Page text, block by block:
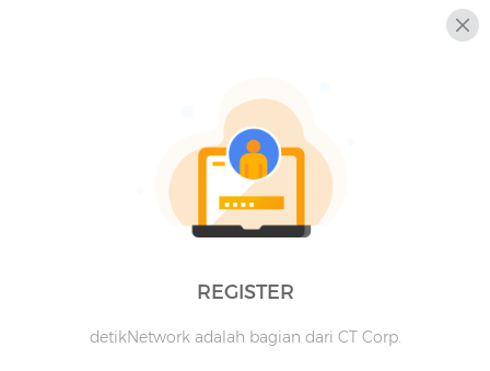
REGISTER
detikNetwork adalah bagian dari CT Corp.